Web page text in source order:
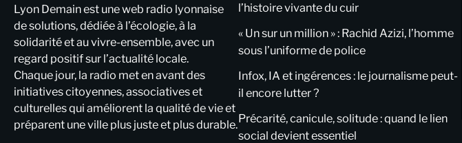
Lyon Demain est une web radio lyonnaise
de solutions, dédiée à l’écologie, à la
solidarité et au vivre-ensemble, avec un
regard positif sur l’actualité locale.
Chaque jour, la radio met en avant des
initiatives citoyennes, associatives et
culturelles qui améliorent la qualité de vie et
préparent une ville plus juste et plus durable.
l’histoire vivante du cuir
« Un sur un million » : Rachid Azizi, l’homme
sous l’uniforme de police
Infox, IA et ingérences : le journalisme peut-
il encore lutter ?
Précarité, canicule, solitude : quand le lien
social devient essentiel